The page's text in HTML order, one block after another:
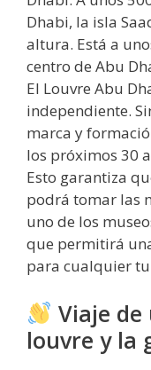
Dhabi, la isla
altura. Está a
centro de Abu
El Louvre Abu
independiente.
marca y
los próximos 30
Esto garantiza
podrá tomar las
uno de los
que permitirá
para cualquier
Viaje
louvre y la